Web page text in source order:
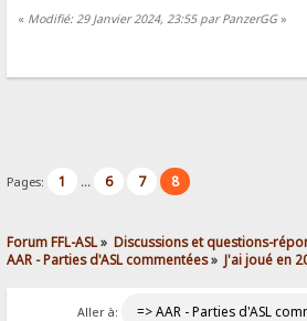
« Modifié: 29 Janvier 2024, 23:55 par PanzerGG»
Pages: 1 ... 6 7 8
Forum FFL-ASL» Discussions et questions-
AAR - Parties d'ASL commentées» J'ai joué en
Aller à: